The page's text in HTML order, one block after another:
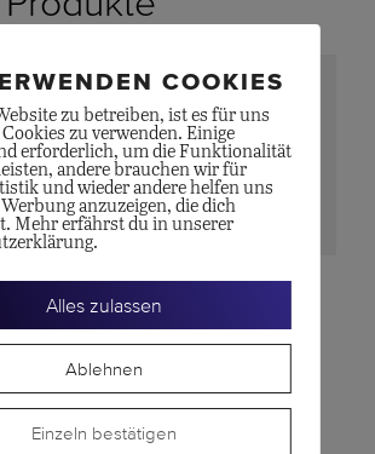
Ohrstecker Snakes
COOKIES
zu betreiben, ist es für uns
zu verwenden. Einige
erforderlich, um die Funktionalität
andere brauchen wir für
und wieder andere helfen uns
anzuzeigen, die dich
Mehr erfährst du in unserer
Alles zulassen
Ablehnen
Einzeln bestätigen